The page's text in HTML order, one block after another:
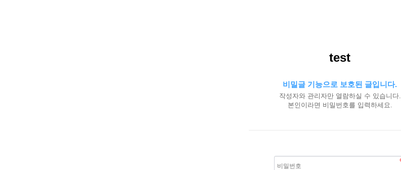
test
비밀글 기능으로 보호된 글입니다.
작성자와 관리자만 열람하실 수 있습니다.
본인이라면 비밀번호를 입력하세요.